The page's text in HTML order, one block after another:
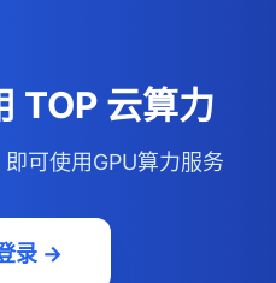
TOP 云算力
可使用GPU算力服务
录 →